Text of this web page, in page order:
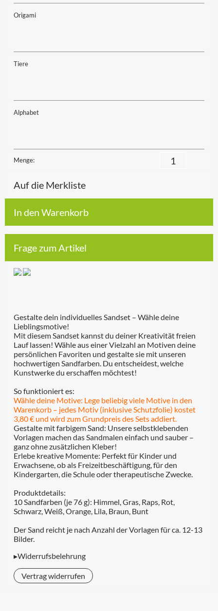
Origami
Tiere
Alphabet
Menge:
Auf die Merkliste
In den Warenkorb
Frage zum Artikel
Gestalte dein individuelles Sandset – Wähle deine
Lieblingsmotive!
Mit diesem Sandset kannst du deiner Kreativität freien
Lauf lassen! Wähle aus einer Vielzahl an Motiven deine
persönlichen Favoriten und gestalte sie mit unseren
hochwertigen Sandfarben. Du entscheidest, welche
Kunstwerke du erschaffen möchtest!
So funktioniert es:
Wähle deine Motive: Lege beliebig viele Motive in den
Warenkorb – jedes Motiv (inklusive Schutzfolie) kostet
3,80 € und wird zum Grundpreis des Sets addiert.
Gestalte mit farbigem Sand: Unsere selbstklebenden
Vorlagen machen das Sandmalen einfach und sauber –
ganz ohne zusätzlichen Kleber!
Erlebe kreative Momente: Perfekt für Kinder und
Erwachsene, ob als Freizeitbeschäftigung, für den
Kindergarten, die Schule oder therapeutische Zwecke.
Produktdetails:
10 Sandfarben (je 76 g): Himmel, Gras, Raps, Rot,
Schwarz, Weiß, Orange, Lila, Braun, Bunt
Der Sand reicht je nach Anzahl der Vorlagen für ca. 12-13
Bilder.
▸Widerrufsbelehrung
Vertrag widerrufen